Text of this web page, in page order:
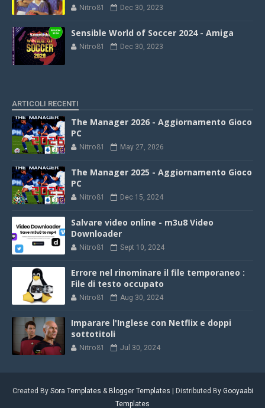
Nitro81 Dec 30, 2023
Sensible World of Soccer 2024 - Amiga
Nitro81 Dec 30, 2023
ARTICOLI RECENTI
The Manager 2026 - Aggiornamento Gioco
PC
Nitro81 May 27, 2026
The Manager 2025 - Aggiornamento Gioco
PC
Nitro81 Dec 15, 2024
Salvare video online - m3u8 Video
Downloader
Nitro81 Sept 10, 2024
Errore nel rinominare il file temporaneo :
File di testo occupato
Nitro81 Aug 30, 2024
Imparare l'Inglese con Netflix e doppi
sottotitoli
Nitro81 Jul 30, 2024
Created By Sora Templates & Blogger Templates | Distributed By Gooyaabi
Templates